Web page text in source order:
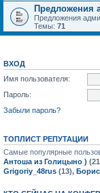
Предложения
Предложения
Темы: 71
ВХОД
Имя пользователя:
Пароль:
Забыли пароль?
ТОПЛИСТ РЕПУТАЦИИ
Самые популярные
Антоша из Голицыно )
Grigoriy_48rus (13),